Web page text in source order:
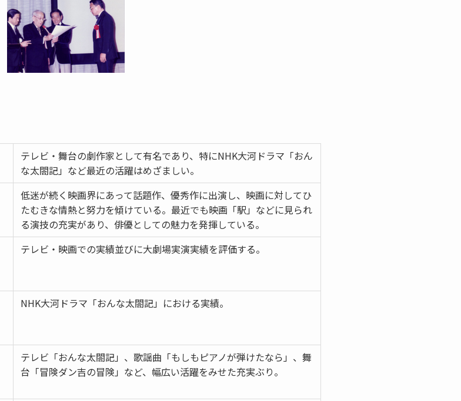
テレビ・舞台の劇作家として有名であり、特にNHK大河ドラマ「おん
な太閤記」など最近の活躍はめざましい。
低迷が続く映画界にあって話題作、優秀作に出演し、映画に対してひ
たむきな情熱と努力を傾けている。最近でも映画「駅」などに見られ
る演技の充実があり、俳優としての魅力を発揮している。
テレビ・映画での実績並びに大劇場実演実績を評価する。
NHK大河ドラマ「おんな太閤記」における実績。
テレビ「おんな太閤記」、歌謡曲「もしもピアノが弾けたなら」、舞
台「冒険ダン吉の冒険」など、幅広い活躍をみせた充実ぶり。